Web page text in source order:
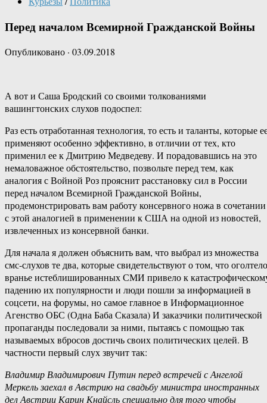
Перед началом Всемирной Гражданской Войны
Опубликовано · 03.09.2018
А вот и Саша Бродский со своими толкованиями
вашингтонских слухов подоспел:
Раз есть отработанная технология, то есть и таланты, которые
применяют особенно эффективно, в отличии от тех, кто
применил ее к Дмитрию Медведеву. И порадовавшись на это
немаловажное обстоятельство, позвольте перед тем, как
аналогия с Войной Роз прояснит расстановку сил в России
перед началом Всемирной Гражданской Войны,
продемонстрировать вам работу консервного ножа в сочетании
с этой аналогией в применении к США на одной из новостей,
извлеченных из консервной банки.
Для начала я должен объяснить вам, что выбрал из множества
смс-слухов те два, которые свидетельствуют о том, что
вранье истеблишированных СМИ привело к
падению их популярности и люди пошли за информацией в
соцсети, на форумы, но самое главное в Информационное
Агенство ОБС (Одна Баба Сказала) И заказчики политической
пропаганды последовали за ними, пытаясь с помощью так
называемых вбросов достичь своих политических целей. В
частности первый слух звучит так:
Владимир Владимирович Путин перед встречей с Ангелой
Меркель заехал в Австрию на свадьбу министра иностранных
дел Австрии Карин Кнайсль специально для того чтобы